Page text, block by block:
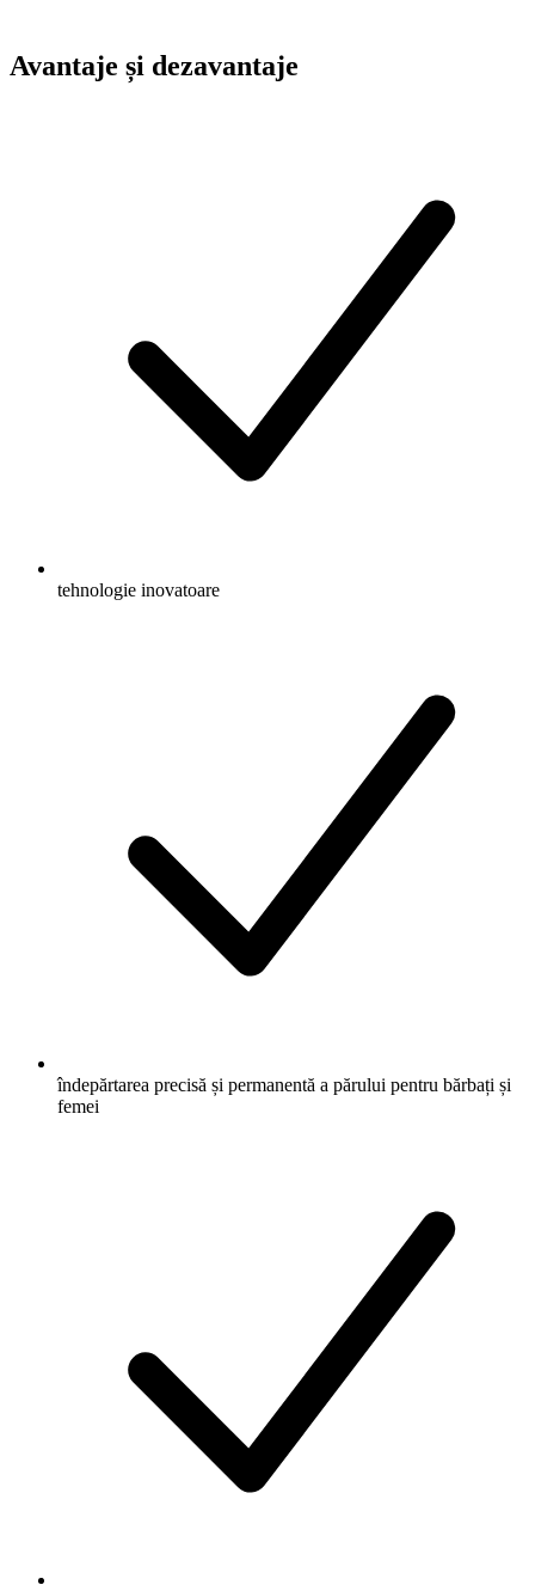
Avantaje și dezavantaje
tehnologie inovatoare
îndepărtarea precisă și permanentă a părului pentru bărbați și
femei